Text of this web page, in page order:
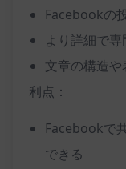
Facebookの
より詳細で
文章の構造
利点：
Facebookで
できる